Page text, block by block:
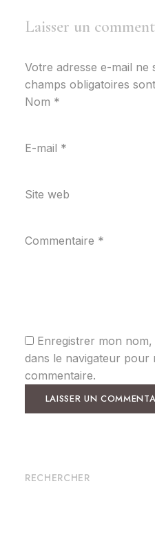
Laisser un
Votre adresse e-mail ne
champs obligatoires
Nom *
E-mail *
Site web
Commentaire *
Enregistrer mon
dans le navigateur pour
commentaire.
RECHERCHER